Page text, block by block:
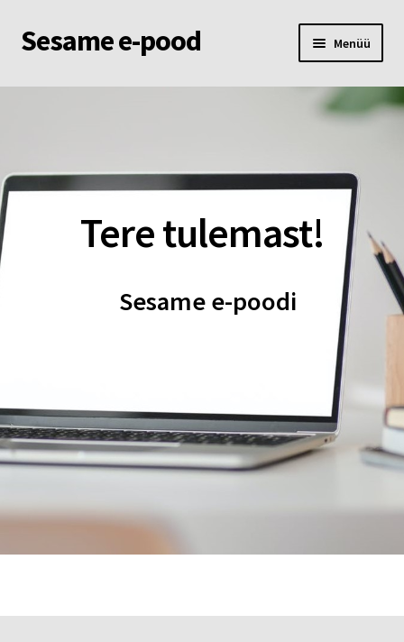
Liigu
navigeerimisele
Liigu
sisu
Sesame e-pood Menüü
Esileht
Ostukorv
Minu kontoTere tulemast!
Sesame e-poodi